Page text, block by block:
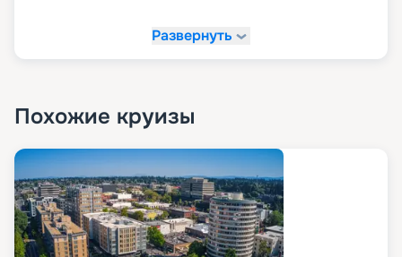
Развернуть
Похожие круизы